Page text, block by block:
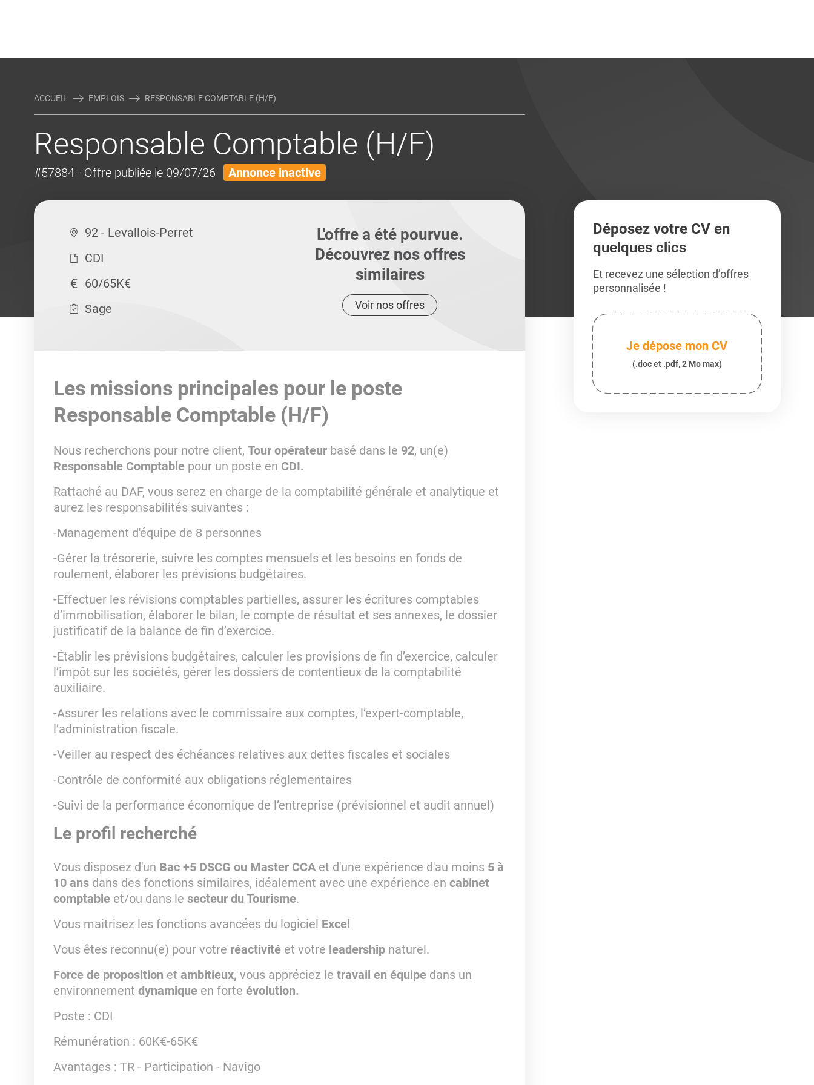
ACCUEIL EMPLOIS RESPONSABLE COMPTABLE (H/F)
Responsable Comptable (H/F)
#57884 - Offre publiée le 09/07/26 Annonce inactive
92 - Levallois-Perret
CDI
60/65K€
Sage
L'offre a été pourvue.
Découvrez nos offres
similaires
Voir nos offres
Les missions principales pour le poste
Responsable Comptable (H/F)
Nous recherchons pour notre client, Tour opérateur basé dans le 92, un(e)
Responsable Comptablepour un poste en CDI.
Rattaché au DAF, vous serez en charge de la comptabilité générale et analytique et
aurez les responsabilités suivantes :
-Management d'équipe de 8 personnes
-Gérer la trésorerie, suivre les comptes mensuels et les besoins en fonds de
roulement, élaborer les prévisions budgétaires.
-Effectuer les révisions comptables partielles, assurer les écritures comptables
d’immobilisation, élaborer le bilan, le compte de résultat et ses annexes, le dossier
justificatif de la balance de fin d’exercice.
-Établir les prévisions budgétaires, calculer les provisions de fin d’exercice, calculer
l’impôt sur les sociétés, gérer les dossiers de contentieux de la comptabilité
auxiliaire.
-Assurer les relations avec le commissaire aux comptes, l’expert-comptable,
l’administration fiscale.
-Veiller au respect des échéances relatives aux dettes fiscales et sociales
-Contrôle de conformité aux obligations réglementaires
-Suivi de la performance économique de l’entreprise (prévisionnel et audit annuel)
Le profil recherché
Vous disposez d'un Bac +5 DSCG ou Master CCAet d'une expérience d'au moins 5 à
10 ansdans des fonctions similaires, idéalement avec une expérience en cabinet
comptableet/ou dans le secteur du Tourisme.
Vous maitrisez les fonctions avancées du logiciel Excel
Vous êtes reconnu(e) pour votre réactivitéet votre leadership naturel.
Force de proposition et ambitieux, vous appréciez le travail en équipedans un
environnement dynamique en forte évolution.
Poste : CDI
Rémunération : 60K€-65K€
Avantages: TR - Participation - Navigo
Déposez votre CV en
quelques clics
Et recevez une sélection d’offres
personnalisée !
Je dépose mon CV
(.doc et .pdf, 2 Mo max)